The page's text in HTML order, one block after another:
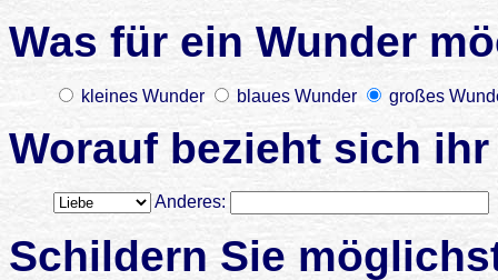
Was für ein Wunder
kleines Wunder blaues Wunder großes
Worauf bezieht sich
Anderes:
Schildern Sie